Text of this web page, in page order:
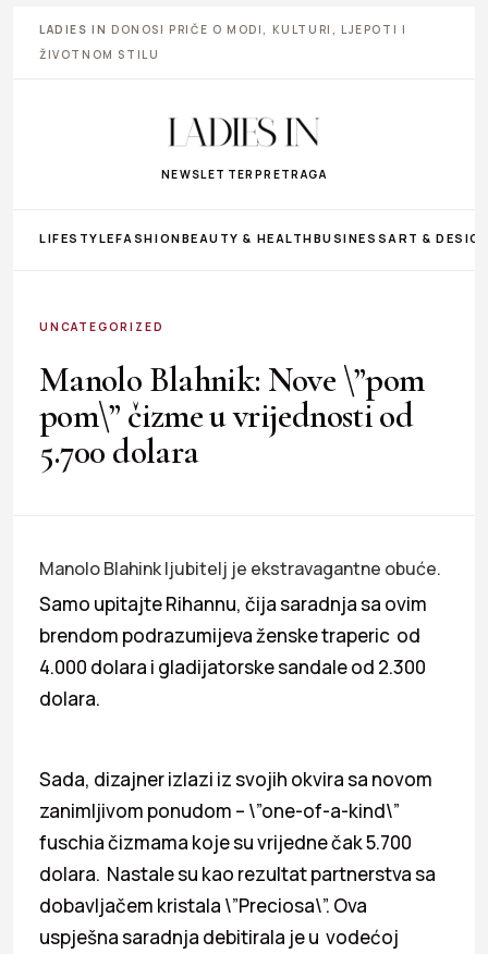
LADIES IN DONOSI PRIČE O MODI, KULTURI, LJEPOTI I
ŽIVOTNOM STILU
NEWSLETTER PRETRAGA
LIFESTYLEFASHIONBEAUTY & HEALTHBUSINESS ART &
UNCATEGORIZED
Manolo Blahnik: Nove \”pom
pom\” čizme u vrijednosti od
5.700 dolara
Manolo Blahink ljubitelj je ekstravagantne obuće.
Samo upitajte Rihannu, čija saradnja sa ovim
brendom podrazumijeva ženske traperic od
4.000 dolara i gladijatorske sandale od 2.300
dolara.
Sada, dizajner izlazi iz svojih okvira sa novom
zanimljivom ponudom – \”one-of-a-kind\”
fuschia čizmama koje su vrijedne čak 5.700
dolara. Nastale su kao rezultat partnerstva sa
dobavljačem kristala \”Preciosa\”. Ova
uspješna saradnja debitirala je u vodećoj